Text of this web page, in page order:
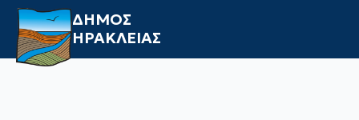
ΔΗΜΟΣ
ΗΡΑΚΛΕΙΑΣ